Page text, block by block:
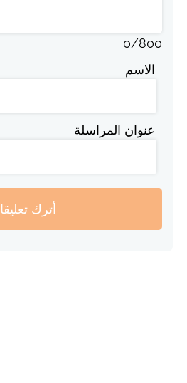
0/800
الاسم
عنوان المراسلة
أترك تعليقا